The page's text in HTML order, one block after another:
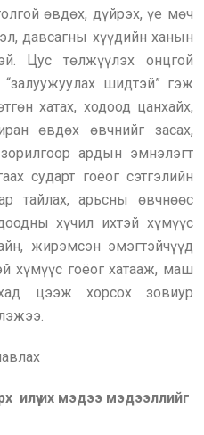
өвдөх, дүйрэх, үе мөч
давсагны хүүдийн ханын
Цус төлжүүлэх онцгой
шидтэй” гэж
хатах, ходоод цанхайх,
өвдөх өвчнийг засах,
ардын эмнэлэгт
сударт гоёог сэтгэлийн
тайлах, арьсны өвчнөөс
хүчил ихтэй хүмүүс
жирэмсэн эмэгтэйчүүд
хүмүүс гоёог хатааж, маш
цээж хорсох зовиур
илүү их мэдээ мэдээллийг